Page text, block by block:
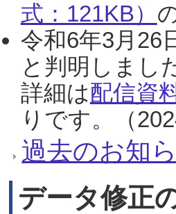
式：121KB）
令和6年3月26
と判明しまし
詳細は配信資
りです。（
過去のお知
データ修正